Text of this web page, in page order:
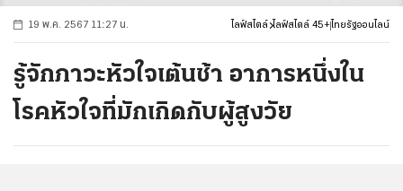
19 พ.ค. 2567 11:27 น. ไลฟ์สไตล์ ไลฟ์สไตล์ 45+ไทยรัฐออนไลน์
รู้จักภาวะหัวใจเต้นช้า อาการหนึ่งใน
โรคหัวใจที่มักเกิดกับผู้สูงวัย